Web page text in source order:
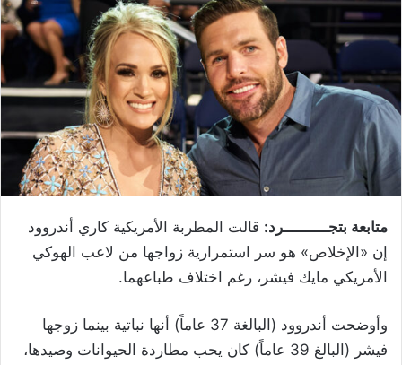
متابعة بتجــــــــــرد: قالت المطربة الأمريكية كاري أندروود
إن «الإخلاص» هو سر استمرارية زواجها من لاعب الهوكي
الأمريكي مايك فيشر، رغم اختلاف طباعهما.
وأوضحت أندروود (البالغة 37 عاماً) أنها نباتية بينما زوجها
فيشر (البالغ 39 عاماً) كان يحب مطاردة الحيوانات وصيدها،